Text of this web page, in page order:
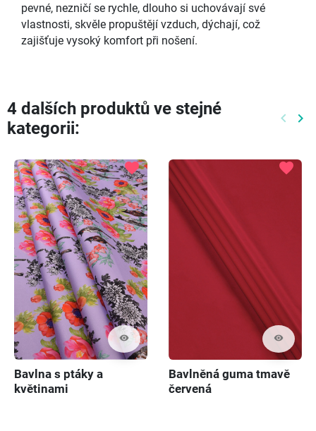
pevné, nezničí se rychle, dlouho si uchovávají své
vlastnosti, skvěle propuštějí vzduch, dýchají, což
zajišťuje vysoký komfort při nošení.
4 dalších produktů ve stejné
kategorii:
keyboard_arrow_left keyboard_arrow_right
visibility
favorite
Bavlna s ptáky a
květinami
visibility
favorite
Bavlněná guma tmavě
červená